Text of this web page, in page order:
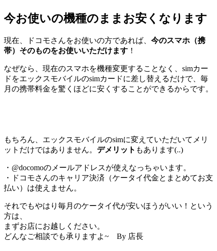
今お使いの機種のままお安くなります
現在、ドコモさんをお使いの方であれば、 今のスマホ（携
帯）そのものをお使いいただけます ！
なぜなら、現在のスマホを機種変更することなく、simカー
ドをエックスモバイルのsimカードに差し替えるだけで、毎
月の携帯料金を驚くほどに安くすることができるからです。
もちろん、エックスモバイルのsimに変えていただいてメリ
ットだけではありません。 デメリッ ト もあります(..)
・@docomoのメールアドレスが使えなっちゃいます。
・ドコモさんのキャリア決済（ケータイ代金とまとめてお支
払い）は使えません。
それでもやはり毎月のケータイ代が安いほうがいい！という
方は、
まずお店にお越しください。
どんなご相談でも承りますよ~ By 店長